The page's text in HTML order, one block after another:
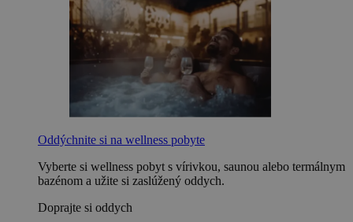
Oddýchnite si na wellness pobyte
Vyberte si wellness pobyt s vírivkou, saunou alebo termálnym
bazénom a užite si zaslúžený oddych.
Doprajte si oddych